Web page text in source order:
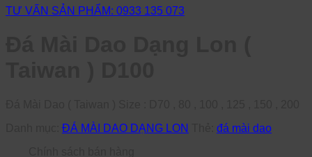
TƯ VẤN SẢN PHẨM: 0933 135 073
ĐÁ MÀI DAO DẠNG LON
đá mài dao